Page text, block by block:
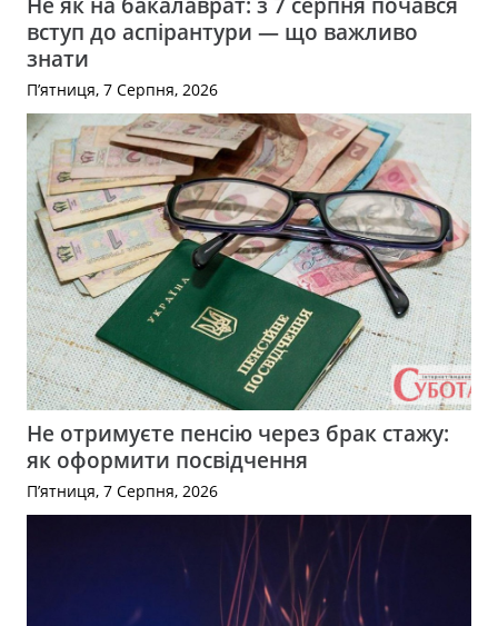
вступ до аспірантури — що важливо
знати
П’ятниця, 7 Серпня, 2026
Не отримуєте пенсію через брак стажу:
як оформити посвідчення
П’ятниця, 7 Серпня, 2026